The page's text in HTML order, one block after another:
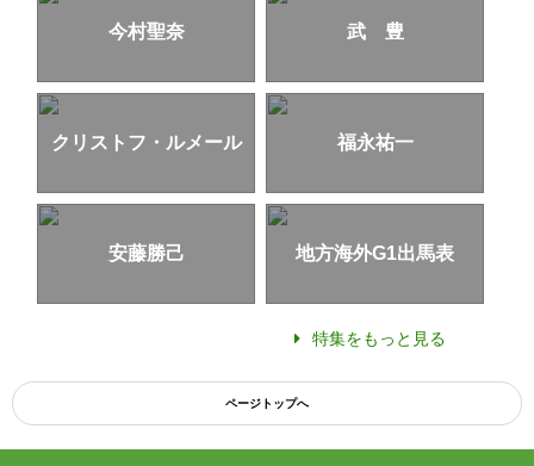
今村聖奈 武 豊
クリストフ・ルメール 福永祐一
安藤勝己 地方海外G1出馬表
特集をもっと見る
ページトップへ